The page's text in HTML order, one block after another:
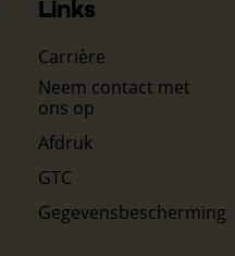
Links
Carrière
Neem contact met
ons op
Afdruk
GTC
Gegevensbescherming